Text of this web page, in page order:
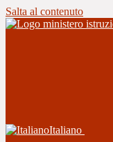
Salta al contenuto
Italiano